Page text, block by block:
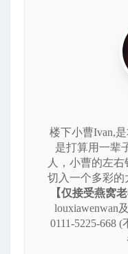
楼下小曹Ivan,
是打算用一辈
人，小曹的左
切入一个多彩的
【仅接受燕窝
louxiawenwan
0111-5225-668